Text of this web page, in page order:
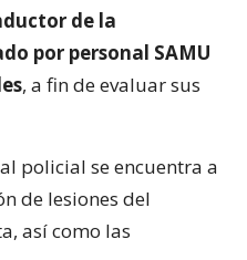
de la
por personal SAMU
, a fin de evaluar sus
policial se encuentra a
de lesiones del
así como las